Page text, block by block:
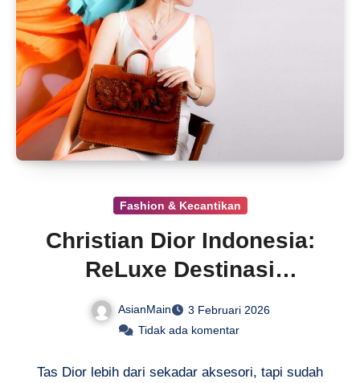
Fashion & Kecantikan
Christian Dior Indonesia:
ReLuxe Destinasi
Fashionista
AsianMain
3 Februari 2026
Tidak ada komentar
Tas Dior lebih dari sekadar aksesori, tapi sudah